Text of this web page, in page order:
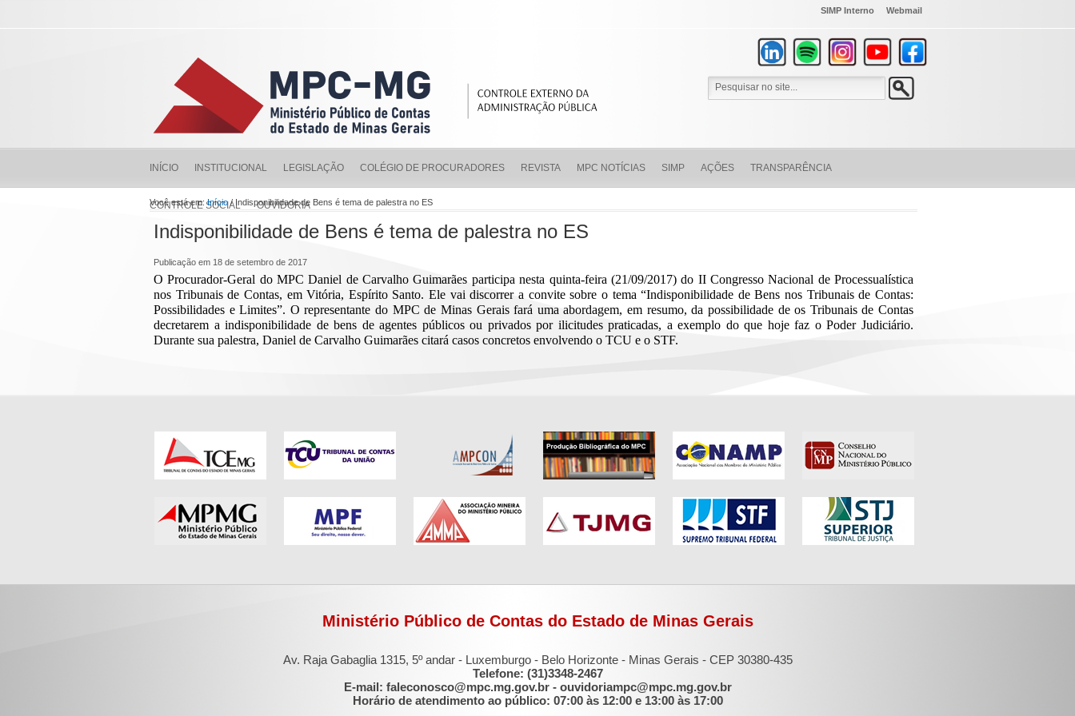
SIMP Interno Webmail
INÍCIO INSTITUCIONAL LEGISLAÇÃO COLÉGIO DE PROCURADORES REVISTA MPC NOTÍCIAS SIMP AÇÕES TRANSPARÊNCIA
CONTROLE SOCIAL OUVIDORIA
Você está em:Início/ Indisponibilidade de Bens é tema de palestra no ES
Indisponibilidade de Bens é tema de palestra no ES
Publicação em 18 de setembro de 2017
O Procurador-Geral do MPC Daniel de Carvalho Guimarães participa nesta quinta-feira (21/09/2017) do II Congresso Nacional de Processualística
nos Tribunais de Contas, em Vitória, Espírito Santo. Ele vai discorrer a convite sobre o tema “Indisponibilidade de Bens nos Tribunais de Contas:
Possibilidades e Limites”. O representante do MPC de Minas Gerais fará uma abordagem, em resumo, da possibilidade de os Tribunais de Contas
decretarem a indisponibilidade de bens de agentes públicos ou privados por ilicitudes praticadas, a exemplo do que hoje faz o Poder Judiciário.
Durante sua palestra, Daniel de Carvalho Guimarães citará casos concretos envolvendo o TCU e o STF.
Ministério Público de Contas do Estado de Minas Gerais
Av. Raja Gabaglia 1315, 5º andar - Luxemburgo - Belo Horizonte - Minas Gerais - CEP 30380-435
Telefone: (31)3348-2467
E-mail: faleconosco@mpc.mg.gov.br - ouvidoriampc@mpc.mg.gov.br
Horário de atendimento ao público: 07:00 às 12:00 e 13:00 às 17:00